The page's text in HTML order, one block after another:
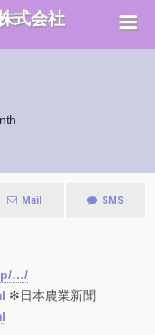
式会社
Mail SMS
…/
❇︎日本農業新聞